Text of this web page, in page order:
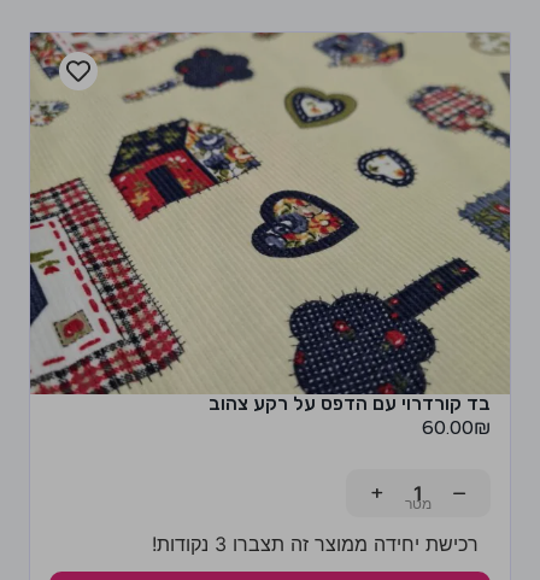
בד קורדרוי עם הדפס על רקע צהוב
60.00₪
−
+
רכישת יחידה ממוצר זה תצברו 3 נקודות!